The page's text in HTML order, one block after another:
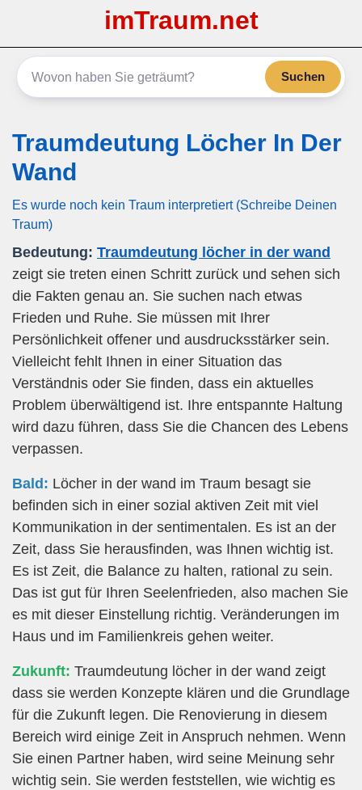
imTraum.net
Suchen
Traumdeutung Löcher In Der
Wand
Es wurde noch kein Traum interpretiert (Schreibe Deinen
Traum)
Bedeutung: Traumdeutung löcher in der wand
zeigt sie treten einen Schritt zurück und sehen sich
die Fakten genau an. Sie suchen nach etwas
Frieden und Ruhe. Sie müssen mit Ihrer
Persönlichkeit offener und ausdrucksstärker sein.
Vielleicht fehlt Ihnen in einer Situation das
Verständnis oder Sie finden, dass ein aktuelles
Problem überwältigend ist. Ihre entspannte Haltung
wird dazu führen, dass Sie die Chancen des Lebens
verpassen.
Bald: Löcher in der wand im Traum besagt sie
befinden sich in einer sozial aktiven Zeit mit viel
Kommunikation in der sentimentalen. Es ist an der
Zeit, dass Sie herausfinden, was Ihnen wichtig ist.
Es ist Zeit, die Balance zu halten, rational zu sein.
Das ist gut für Ihren Seelenfrieden, also machen Sie
es mit dieser Einstellung richtig. Veränderungen im
Haus und im Familienkreis gehen weiter.
Zukunft: Traumdeutung löcher in der wand zeigt
dass sie werden Konzepte klären und die Grundlage
für die Zukunft legen. Die Renovierung in diesem
Bereich wird einige Zeit in Anspruch nehmen. Wenn
Sie einen Partner haben, wird seine Meinung sehr
wichtig sein. Sie werden feststellen, wie wichtig es